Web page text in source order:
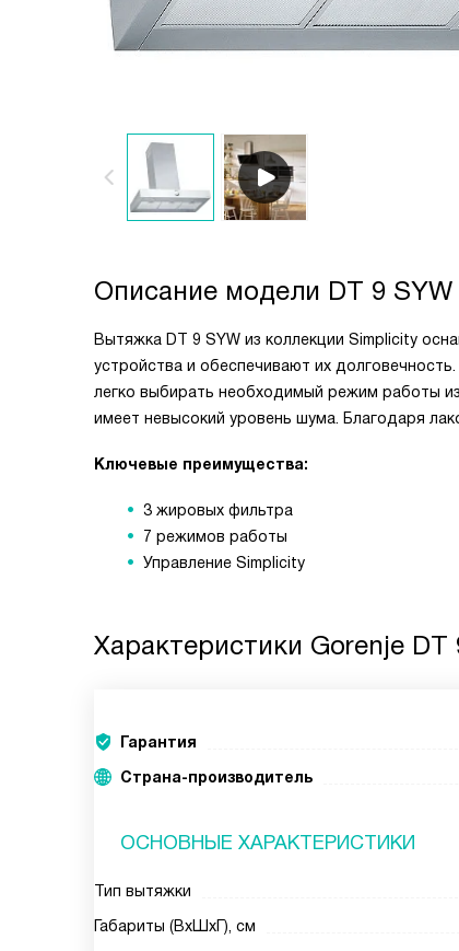
Описание модели DT 9 SYW
Вытяжка DT 9 SYW из коллекции Simplicity
устройства и обеспечивают их
легко выбирать необходимый режим работы
имеет невысокий уровень шума. Благодаря
Ключевые преимущества:
3 жировых фильтра
7 режимов работы
Управление Simplicity
Характеристики Gorenje DT
Гарантия
Страна-производитель
ОСНОВНЫЕ ХАРАКТЕРИСТИКИ
Тип вытяжки
Габариты (ВхШхГ), см